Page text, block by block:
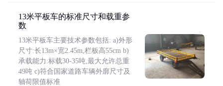
13米平板车的标准尺寸和载重参
数
13米平板车主要技术参数包括: a)外形
尺寸:长13m×宽2.45m,栏板高55cm b)
承载能力:标载30-35吨,最大允许总重
49吨 c)符合国家道路车辆外廓尺寸及
轴荷限值标准